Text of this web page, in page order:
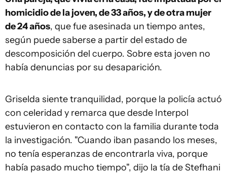
homicidio de la joven, de 33 años, y de otra mujer
de 24 años, que fue asesinada un tiempo antes,
según puede saberse a partir del estado de
descomposición del cuerpo. Sobre esta joven no
había denuncias por su desaparición.
Griselda siente tranquilidad, porque la policía actuó
con celeridad y remarca que desde Interpol
estuvieron en contacto con la familia durante toda
la investigación. "Cuando iban pasando los meses,
no tenía esperanzas de encontrarla viva, porque
había pasado mucho tiempo", dijo la tía de Stefhani